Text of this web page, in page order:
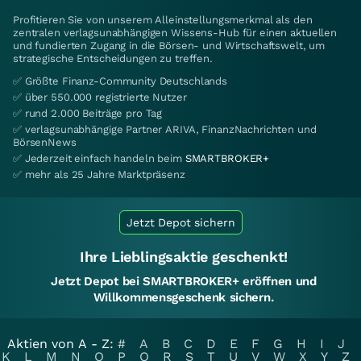
Profitieren Sie von unserem Alleinstellungsmerkmal als den
zentralen verlagsunabhängigen Wissens-Hub für einen aktuellen
und fundierten Zugang in die Börsen- und Wirtschaftswelt, um
strategische Entscheidungen zu treffen.
✅ Größte Finanz-Community Deutschlands
✅ über 550.000 registrierte Nutzer
✅ rund 2.000 Beiträge pro Tag
✅ verlagsunabhängige Partner ARIVA, FinanzNachrichten und
BörsenNews
✅ Jederzeit einfach handeln beim SMARTBROKER+
✅ mehr als 25 Jahre Marktpräsenz
Jetzt Depot sichern
Ihre Lieblingsaktie geschenkt!
Jetzt Depot bei SMARTBROKER+ eröffnen und
Willkommensgeschenk sichern.
Aktien von A - Z: # A B C D E F G H I
J
K
L M N O P Q R S T U V W X Y
Z